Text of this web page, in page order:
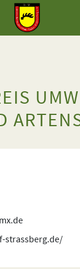
strassberg.de/